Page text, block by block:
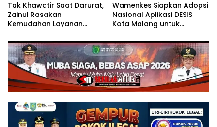
Tak Khawatir Saat Darurat,
Zainul Rasakan
Kemudahan Layanan
Wamenkes Siapkan Adopsi
Nasional Aplikasi DESIS
Kota Malang untuk